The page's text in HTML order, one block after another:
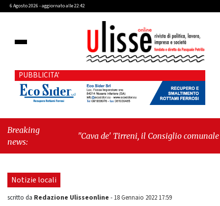
6 Agosto 2026 - aggiornato alle 22:42
PUBBLICITA'
Breaking
news:
"Cava de' Tirreni, il Consiglio comunale
Mare, giornata storica: la ceramica ammessa
alla fase europea per l’IGP"
Notizie locali
scritto da Redazione Ulisseonline - 18 Gennaio 2022 17:59